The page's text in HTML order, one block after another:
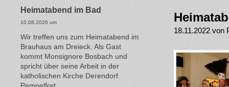
Heimatabend im Bad
10.08.2026 um
Wir treffen uns zum Heimatabend im
Brauhaus am Dreieck. Als Gast
kommt Monsignore Bosbach und
spricht über seine Arbeit in der
katholischen Kirche Derendorf
18.11.2022 von